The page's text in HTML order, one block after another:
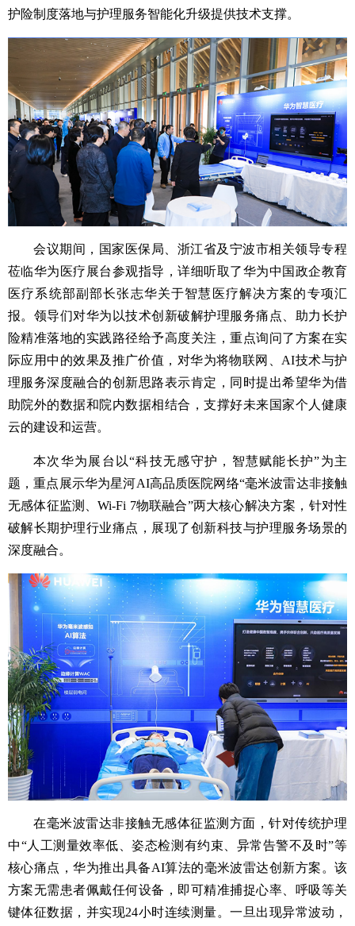
护险制度落地与护理服务智能化升级提供技术支撑。
会议期间，国家医保局、浙江省及宁波市相关领导专程
莅临华为医疗展台参观指导，详细听取了华为中国政企教育
医疗系统部副部长张志华关于智慧医疗解决方案的专项汇
报。领导们对华为以技术创新破解护理服务痛点、助力长护
险精准落地的实践路径给予高度关注，重点询问了方案在实
际应用中的效果及推广价值，对华为将物联网、AI技术与护
理服务深度融合的创新思路表示肯定，同时提出希望华为借
助院外的数据和院内数据相结合，支撑好未来国家个人健康
云的建设和运营。
本次华为展台以“科技无感守护，智慧赋能长护”为主
题，重点展示华为星河AI高品质医院网络“毫米波雷达非接触
无感体征监测、Wi-Fi 7物联融合”两大核心解决方案，针对性
破解长期护理行业痛点，展现了创新科技与护理服务场景的
深度融合。
在毫米波雷达非接触无感体征监测方面，针对传统护理
中“人工测量效率低、姿态检测有约束、异常告警不及时”等
核心痛点，华为推出具备AI算法的毫米波雷达创新方案。该
方案无需患者佩戴任何设备，即可精准捕捉心率、呼吸等关
键体征数据，并实现24小时连续测量。一旦出现异常波动，